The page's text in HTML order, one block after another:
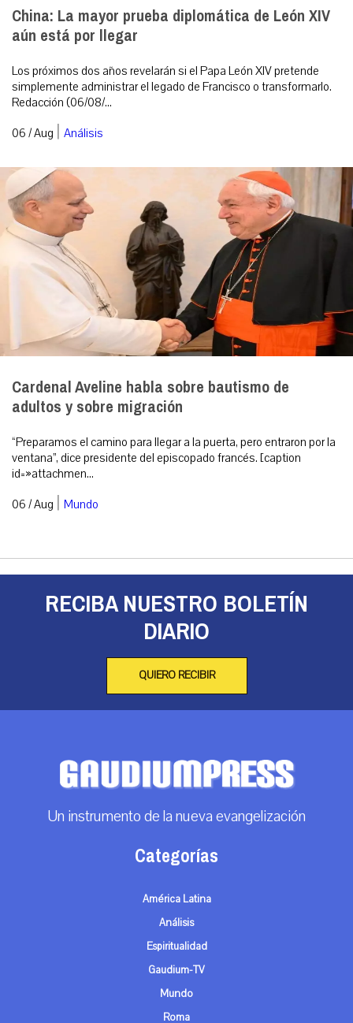
China: La mayor prueba diplomática de León XIV
aún está por llegar
Los próximos dos años revelarán si el Papa León XIV pretende
simplemente administrar el legado de Francisco o transformarlo.
Redacción (06/08/...
06 / Aug | Análisis
Cardenal Aveline habla sobre bautismo de
adultos y sobre migración
“Preparamos el camino para llegar a la puerta, pero entraron por la
ventana”, dice presidente del episcopado francés. [caption
id=»attachmen...
06 / Aug | Mundo
RECIBA NUESTRO BOLETÍN
DIARIO
QUIERO RECIBIR
Un instrumento de la nueva evangelización
Categorías
América Latina
Análisis
Espiritualidad
Gaudium-TV
Mundo
Roma